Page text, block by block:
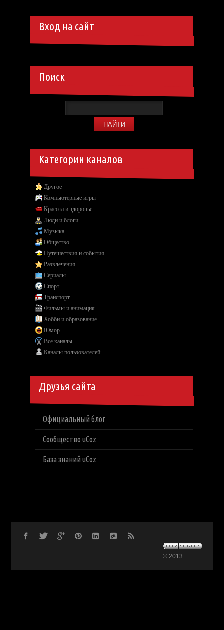
Вход на сайт
Поиск
Категории каналов
Другое
Компьютерные игры
Красота и здоровье
Люди и блоги
Музыка
Общество
Путешествия и события
Развлечения
Сериалы
Спорт
Транспорт
Фильмы и анимация
Хобби и образование
Юмор
Все каналы
Каналы пользователей
Друзья сайта
Официальный блог
Сообщество uCoz
База знаний uCoz
© 2013